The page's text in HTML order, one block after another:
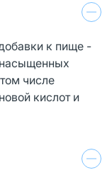
к пище -
числе
кислот и